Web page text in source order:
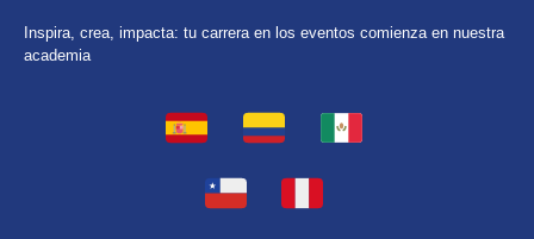
Inspira, crea, impacta: tu carrera en los eventos comienza en nuestra
academia